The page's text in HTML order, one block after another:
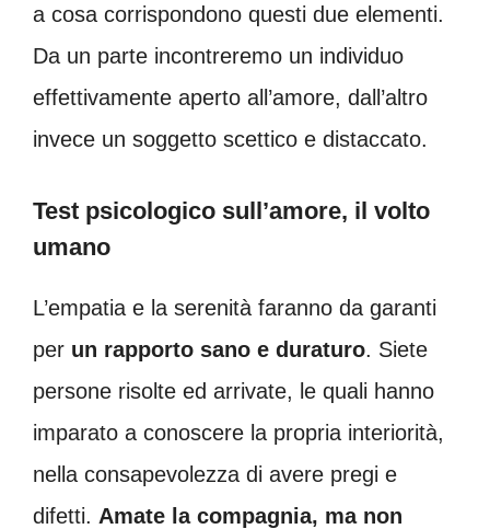
a cosa corrispondono questi due elementi.
Da un parte incontreremo un individuo
effettivamente aperto all’amore, dall’altro
invece un soggetto scettico e distaccato.
Test psicologico sull’amore, il volto
umano
L’empatia e la serenità faranno da garanti
per un rapporto sano e duraturo. Siete
persone risolte ed arrivate, le quali hanno
imparato a conoscere la propria interiorità,
nella consapevolezza di avere pregi e
difetti. Amate la compagnia, ma non